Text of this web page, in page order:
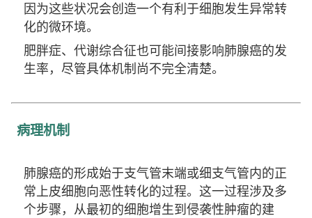
因为这些状况会创造一个有利于细胞发生异常转
化的微环境。
肥胖症、代谢综合征也可能间接影响肺腺癌的发
生率，尽管具体机制尚不完全清楚。
病理机制
肺腺癌的形成始于支气管末端或细支气管内的正
常上皮细胞向恶性转化的过程。这一过程涉及多
个步骤，从最初的细胞增生到侵袭性肿瘤的建